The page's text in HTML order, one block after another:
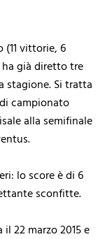
(11 vittorie, 6
già diretto tre
stagione. Si tratta
campionato
alla semifinale
lo score è di 6
sconfitte.
22 marzo 2015 e